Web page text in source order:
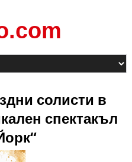
солисти в
спектакъл